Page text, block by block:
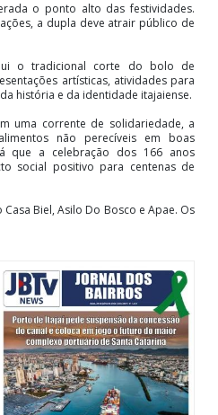
o ponto alto das festividades.
a dupla deve atrair público de
o tradicional corte do bolo de
artísticas, atividades para
história e da identidade itajaiense.
uma corrente de solidariedade, a
não perecíveis em boas
que a celebração dos 166 anos
social positivo para centenas de
Biel, Asilo Do Bosco e Apae. Os